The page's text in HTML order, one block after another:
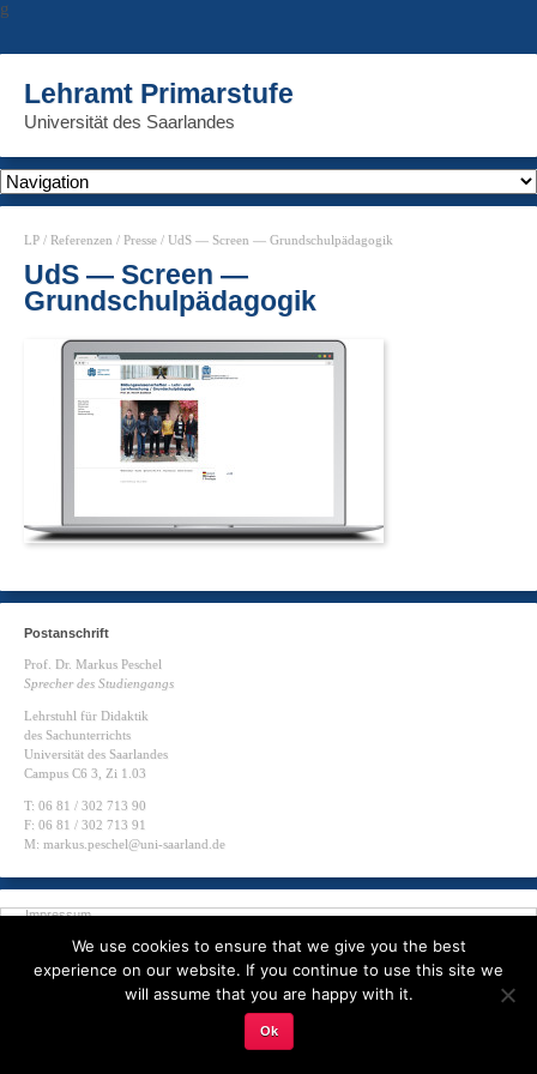
g
Lehramt Primarstufe
Universität des Saarlandes
LP / Referenzen / Presse / UdS — Screen — Grundschulpädagogik
UdS — Screen —
Grundschulpädagogik
Postanschrift
Prof. Dr. Markus Peschel
Sprecher des Studiengangs
Lehrstuhl für Didaktik
des Sachunterrichts
Universität des Saarlandes
Campus C6 3, Zi 1.03
T: 06 81 / 302 713 90
F: 06 81 / 302 713 91
M: markus.peschel@uni-saarland.de
Impressum
DisclaimerWe use cookies to ensure that we give you the best
experience on our website. If you continue to use this site we
will assume that you are happy with it.
Ok